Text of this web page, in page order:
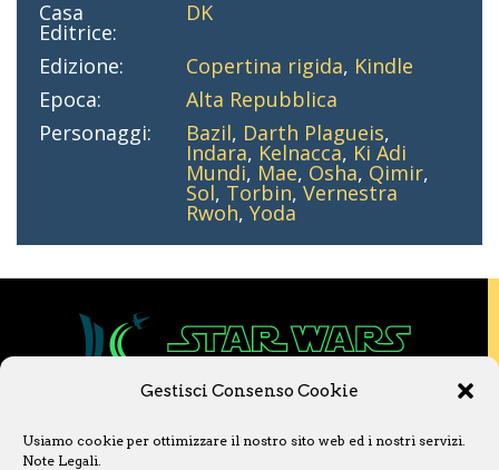
Gestisci Consenso Cookie
Usiamo cookie per ottimizzare il nostro sito web ed i nostri servizi.
Note Legali.
Casa
Editrice:
DK
Edizione:
Copertina rigida, Kindle
Epoca:
Alta Repubblica
Personaggi:
Bazil, Darth Plagueis,
Indara, Kelnacca, Ki Adi
Mundi, Mae, Osha, Qimir,
Sol, Torbin,Vernestra
Rwoh,Yoda
Questo sito non è collegato a Lucasfilm LTD o